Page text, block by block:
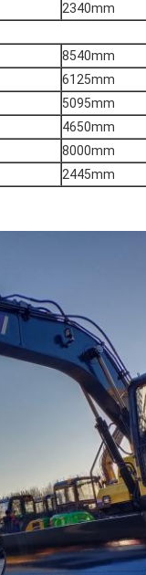
2340mm
8540mm
6125mm
5095mm
4650mm
8000mm
2445mm